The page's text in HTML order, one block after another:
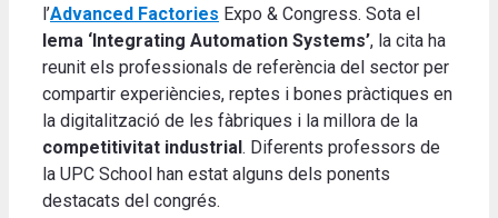
l’Advanced Factories Expo & Congress. Sota el
lema ‘Integrating Automation Systems’, la cita ha
reunit els professionals de referència del sector per
compartir experiències, reptes i bones pràctiques en
la digitalització de les fàbriques i la millora de la
competitivitat industrial . Diferents professors de
la UPC School han estat alguns dels ponents
destacats del congrés.